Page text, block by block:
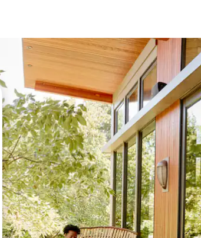
nach oben und unten oder erkunde die